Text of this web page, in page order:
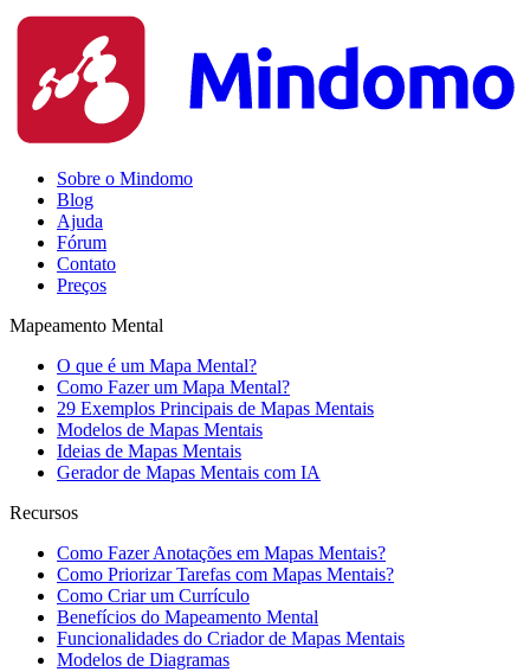
Sobre o Mindomo
Blog
Ajuda
Fórum
Contato
Preços
Mapeamento Mental
O que é um Mapa Mental?
Como Fazer um Mapa Mental?
29 Exemplos Principais de Mapas Mentais
Modelos de Mapas Mentais
Ideias de Mapas Mentais
Gerador de Mapas Mentais com IA
Recursos
Como Fazer Anotações em Mapas Mentais?
Como Priorizar Tarefas com Mapas Mentais?
Como Criar um Currículo
Benefícios do Mapeamento Mental
Funcionalidades do Criador de Mapas Mentais
Modelos de Diagramas